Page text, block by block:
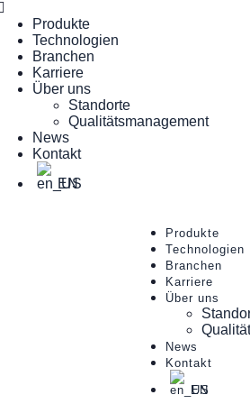
Produkte
Technologien
Branchen
Karriere
Über uns
Standorte
Qualitätsmanagement
News
Kontakt
EN
Produkte
Technologien
Branchen
Karriere
Über uns
News
Kontakt
EN